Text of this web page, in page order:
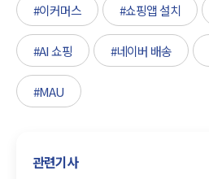
#이커머스 #쇼핑앱 설치
#AI 쇼핑 #네이버 배송
#MAU
관련기사